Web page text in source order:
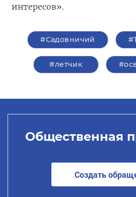
интересов».
#Садовничий
#летчик
Общественная
Создать